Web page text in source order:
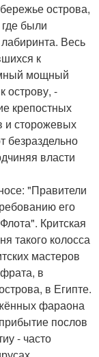
острова,
были
Весь
к
мощный
острову, -
крепостных
и сторожевых
безраздельно
власти
"Правители
его
Критская
такого колосса
мастеров
в
в Египте.
фараона
послов
- часто